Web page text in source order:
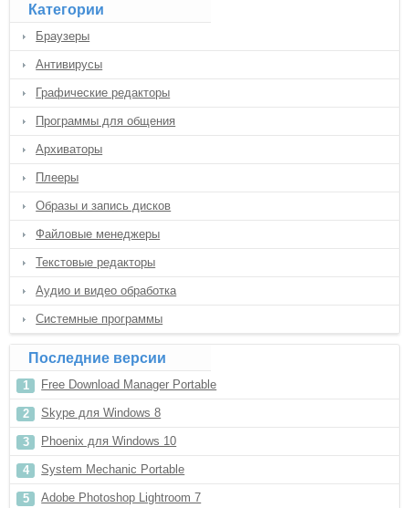
Категории
Браузеры
Антивирусы
Графические редакторы
Программы для общения
Архиваторы
Плееры
Образы и запись дисков
Файловые менеджеры
Текстовые редакторы
Аудио и видео обработка
Системные программы
Последние версии
Free Download Manager Portable
Skype для Windows 8
Phoenix для Windows 10
System Mechanic Portable
Adobe Photoshop Lightroom 7